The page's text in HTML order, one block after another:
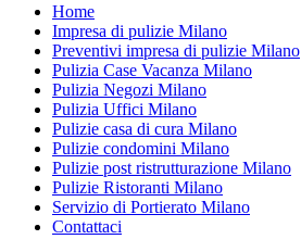
Home
Impresa di pulizie Milano
Preventivi impresa di pulizie Milano
Pulizia Case Vacanza Milano
Pulizia Negozi Milano
Pulizia Uffici Milano
Pulizie casa di cura Milano
Pulizie condomini Milano
Pulizie post ristrutturazione Milano
Pulizie Ristoranti Milano
Servizio di Portierato Milano
Contattaci